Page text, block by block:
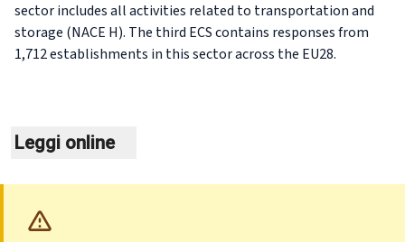
sector includes all activities related to transportation and
storage (NACE H). The third ECS contains responses from
1,712 establishments in this sector across the EU28.
Leggi online